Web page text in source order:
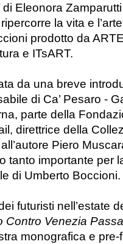
di Eleonora
la vita e
prodotto da
e ITsART.
da una breve
di Ca’ Pesaro -
parte della
direttrice della
Piero
tanto importante per
di Umberto Boccioni.
futuristi nell’estate
Contro Venezia
monografica e